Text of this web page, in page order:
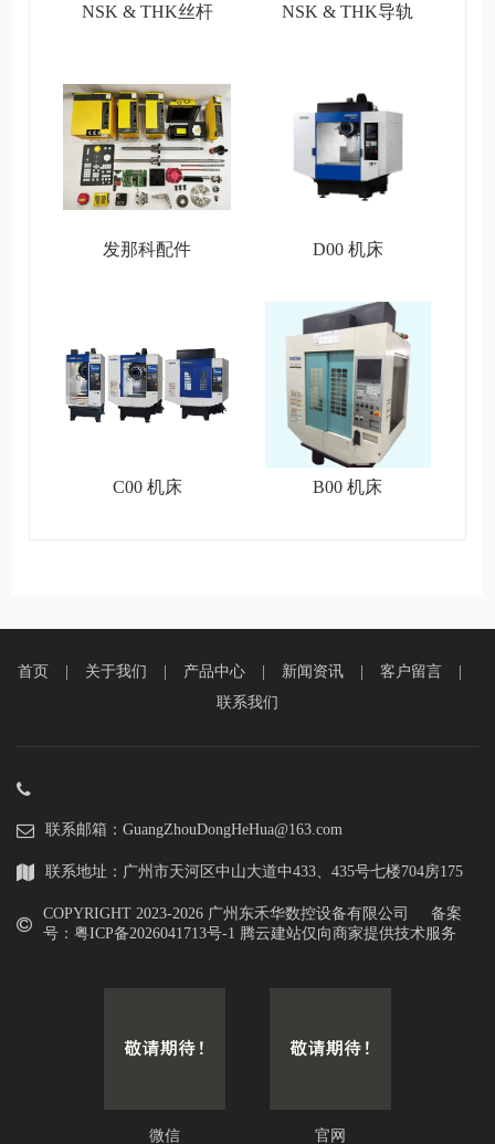
NSK & THK丝杆 NSK & THK导轨
发那科配件 D00 机床
C00 机床 B00 机床
首页 关于我们 产品中心 新闻资讯 客户留言
联系我们
联系邮箱：GuangZhouDongHeHua@163.com
联系地址：广州市天河区中山大道中433、435号七楼704房175
COPYRIGHT 2023-2026 广州东禾华数控设备有限公司 备案
号： 粤ICP备2026041713号-1 腾云建站仅向商家提供技术服务
微信 官网